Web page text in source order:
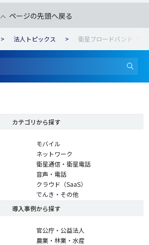
ページの先頭へ戻る
法人トピックス 衛星ブロードバンド「
カテゴリから探す
モバイル
ネットワーク
衛星通信・衛星電話
音声・電話
クラウド（SaaS）
でんき・その他
導入事例から探す
官公庁・公益法人
農業・林業・水産